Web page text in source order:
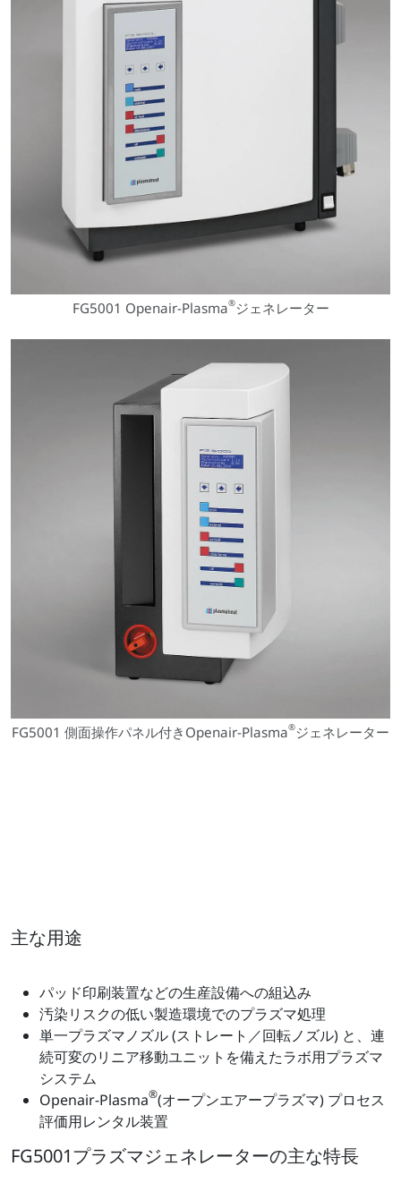
FG5001 Openair-Plasma®ジェネレーター
FG5001 側面操作パネル付きOpenair-Plasma®ジェネレーター
主な用途
パッド印刷装置などの生産設備への組込み
汚染リスクの低い製造環境でのプラズマ処理
単一プラズマノズル (ストレート／回転ノズル) と、連
続可変のリニア移動ユニットを備えたラボ用プラズマ
システム
Openair-Plasma®(オープンエアープラズマ) プロセス
評価用レンタル装置
FG5001プラズマジェネレーターの主な特長